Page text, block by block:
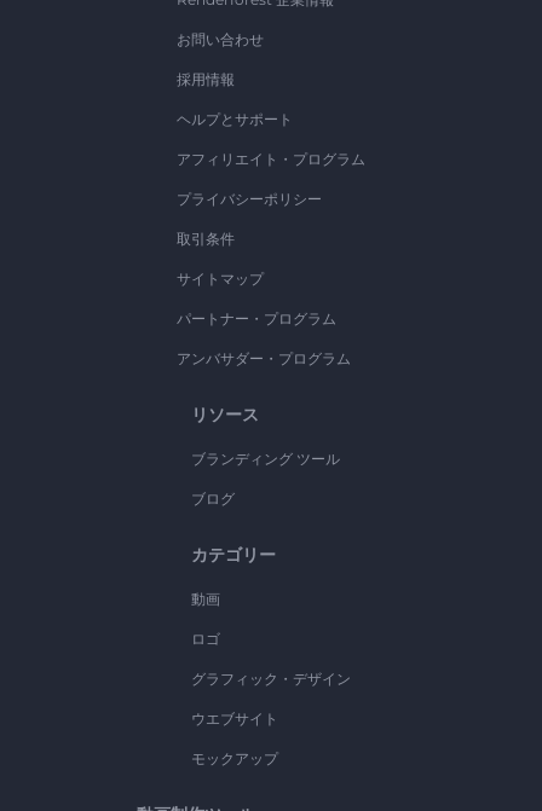
お問い合わせ
採用情報
ヘルプとサポート
アフィリエイト・プログラム
プライバシーポリシー
取引条件
サイトマップ
パートナー・プログラム
アンバサダー・プログラム
リソース
ブランディング ツール
ブログ
カテゴリー
動画
ロゴ
グラフィック・デザイン
ウエブサイト
モックアップ